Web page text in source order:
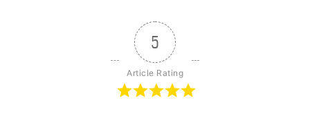
5
Article Rating